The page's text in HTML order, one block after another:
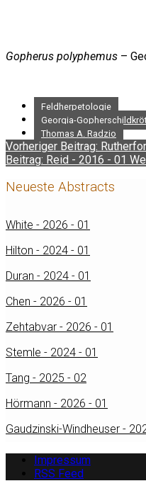
Gopherus polyphemus –
Feldherpetologie
Georgia-
Thomas A. Radzio
Vorheriger Beitrag:
Beitrag: Reid - 2016 - 01
Neueste Abstracts
White - 2026 - 01
Hilton - 2024 - 01
Duran - 2024 - 01
Chen - 2026 - 01
Zehtabvar - 2026 - 01
Stemle - 2024 - 01
Tang - 2025 - 02
Hörmann - 2026 - 01
Gaudzinski-Windheuser -
Impressum
RSS Feed